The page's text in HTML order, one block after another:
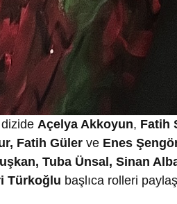
dizide Açelya Akkoyun, Fatih
Fatih Güler ve Enes
Tuba Ünsal, Sinan
Türkoğlu başlıca rolleri